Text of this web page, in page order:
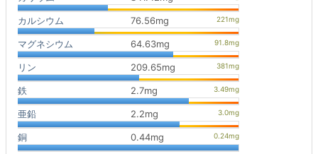
カルシウム 76.56mg
マグネシウム 64.63mg
リン 209.65mg
鉄 2.7mg
亜鉛 2.2mg
銅 0.44mg